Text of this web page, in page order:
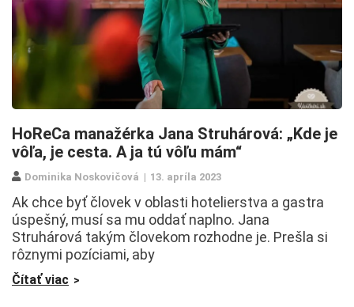
HoReCa manažérka Jana Struhárová: „Kde je
vôľa, je cesta. A ja tú vôľu mám“
Dominika Noskovičová 13. apríla 2023
Ak chce byť človek v oblasti hotelierstva a gastra
úspešný, musí sa mu oddať naplno. Jana
Struhárová takým človekom rozhodne je. Prešla si
rôznymi pozíciami, aby
Čítať viac